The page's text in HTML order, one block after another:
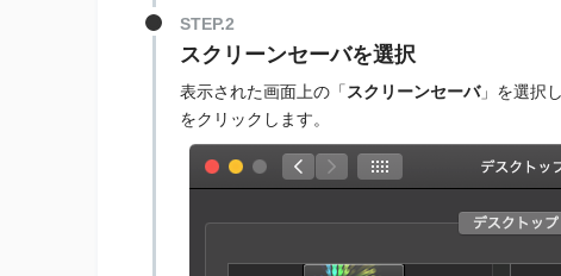
STEP.2
スクリーンセーバを選択
表示された画面上の「 スクリーンセーバ」を選択
をクリックします。